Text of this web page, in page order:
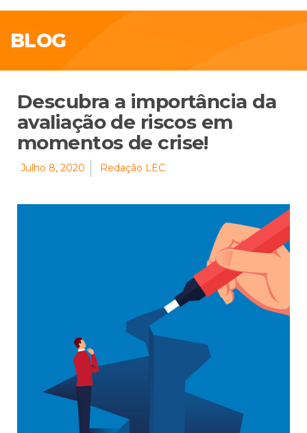
BLOG
Descubra a importância da
avaliação de riscos em
momentos de crise!
Julho 8, 2020 Redação LEC